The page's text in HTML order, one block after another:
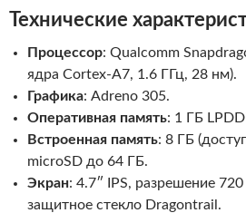
Технические
Процессор: Qualcomm
ядра Cortex-A7, 1.6 ГГц, 28 нм).
Графика: Adreno 305.
Оперативная память: 1 ГБ
Встроенная память: 8 ГБ
microSD до 64 ГБ.
Экран: 4.7″ IPS, разрешение
защитное стекло Dragontrail.